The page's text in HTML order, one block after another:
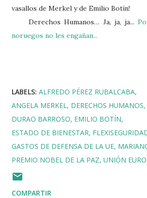
vasallos de Merkel y de Emilio Botín!
Derechos Humanos… Ja, ja, ja...
noruegos no les engañan...
LABELS: ALFREDO PÉREZ RUBALCABA
ANGELA MERKEL DERECHOS HUMANOS
DURAO BARROSO EMILIO BOTÍN
ESTADO DE BIENESTAR
GASTOS DE DEFENSA DE LA UE
PREMIO NOBEL DE LA PAZ UNIÓN
COMPARTIR